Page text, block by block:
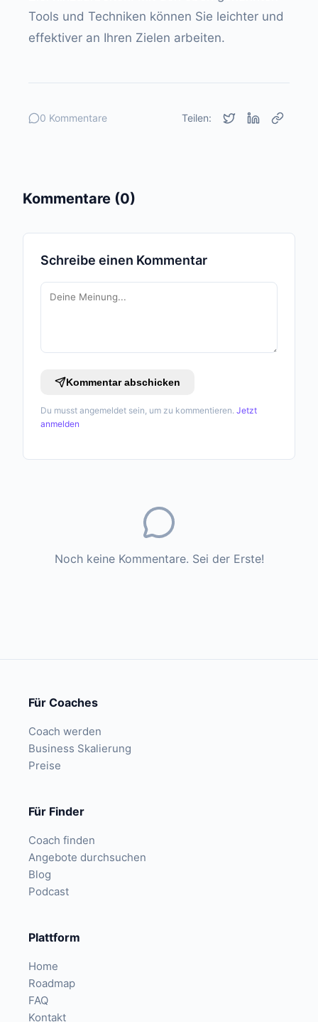
Tools und Techniken können Sie leichter und
effektiver an Ihren Zielen arbeiten.
0 Kommentare Teilen:
Kommentare (0)
Schreibe einen Kommentar
Kommentar abschicken
Du musst angemeldet sein, um zu kommentieren. Jetzt
anmelden
Noch keine Kommentare. Sei der Erste!
Für Coaches
Coach werden
Business Skalierung
Preise
Für Finder
Coach finden
Angebote durchsuchen
Blog
Podcast
Plattform
Home
Roadmap
FAQ
Kontakt